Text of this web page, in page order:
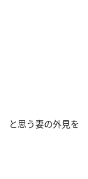
と思う妻の外見を